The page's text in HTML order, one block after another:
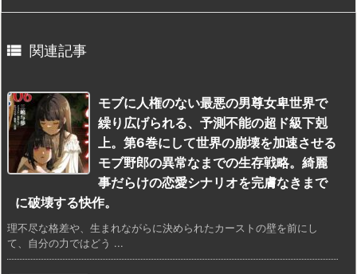
 関連記事
モブに人権のない最悪の男尊女卑世界で
繰り広げられる、予測不能の超ド級下剋
上。第6巻にして世界の崩壊を加速させる
モブ野郎の異常なまでの生存戦略。綺麗
事だらけの恋愛シナリオを完膚なきまで
に破壊する快作。
理不尽な格差や、生まれながらに決められたカーストの壁を前にし
て、自分の力ではどう ...